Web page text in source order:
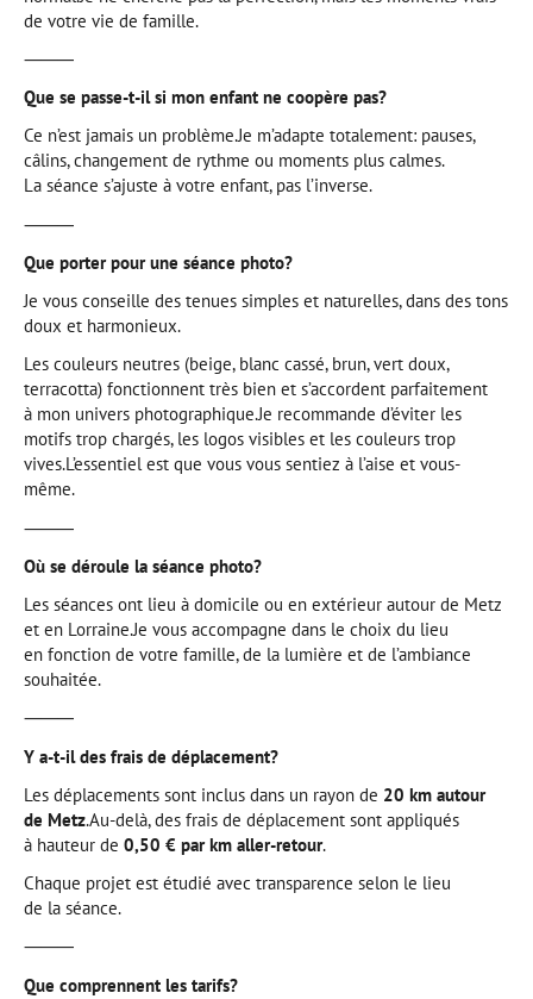
de votre vie de famille.
⸻
Que se passe-t-il si mon enfant ne coopère pas?
Ce n’est jamais un problème.Je m’adapte totalement: pauses,
câlins, changement de rythme ou moments plus calmes.
La séance s’ajuste à votre enfant, pas l’inverse.
⸻
Que porter pour une séance photo?
Je vous conseille des tenues simples et naturelles, dans des tons
doux et harmonieux.
Les couleurs neutres (beige, blanc cassé, brun, vert doux,
terracotta) fonctionnent très bien et s’accordent parfaitement
à mon univers photographique.Je recommande d’éviter les
motifs trop chargés, les logos visibles et les couleurs trop
vives.L’essentiel est que vous vous sentiez à l’aise et vous-
même.
⸻
Où se déroule la séance photo?
Les séances ont lieu à domicile ou en extérieur autour de Metz
et en Lorraine.Je vous accompagne dans le choix du lieu
en fonction de votre famille, de la lumière et de l’ambiance
souhaitée.
⸻
Y a-t-il des frais de déplacement?
Les déplacements sont inclus dans un rayon de 20 km autour
de Metz.Au-delà, des frais de déplacement sont appliqués
à hauteur de 0,50 € par km aller-retour.
Chaque projet est étudié avec transparence selon le lieu
de la séance.
⸻
Que comprennent les tarifs?